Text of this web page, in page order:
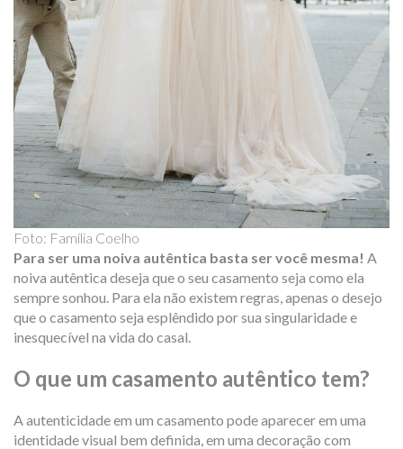
Foto: Família Coelho
Para ser uma noiva autêntica basta ser você mesma! A
noiva autêntica deseja que o seu casamento seja como ela
sempre sonhou. Para ela não existem regras, apenas o desejo
que o casamento seja esplêndido por sua singularidade e
inesquecível na vida do casal.
O que um casamento autêntico tem?
A autenticidade em um casamento pode aparecer em uma
identidade visual bem definida, em uma decoração com